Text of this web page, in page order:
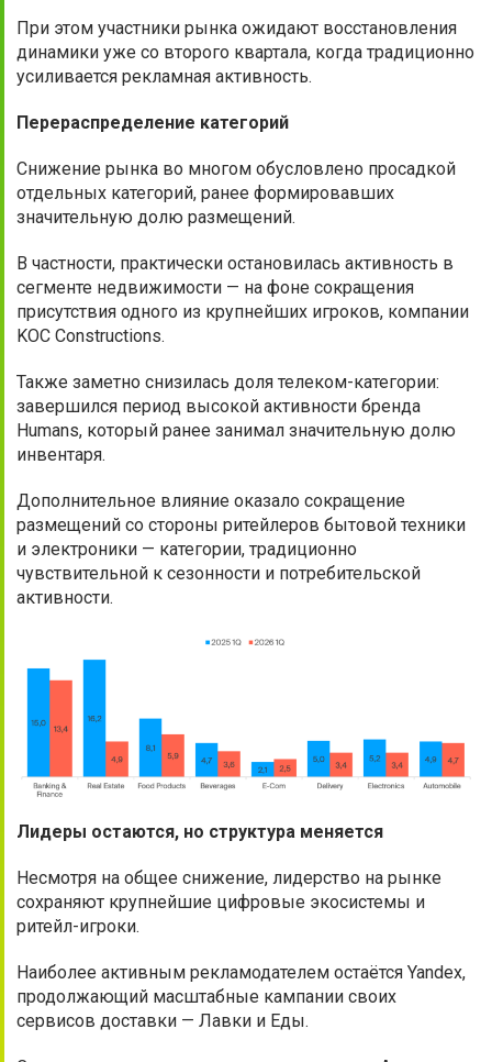
При этом участники рынка ожидают восстановления
динамики уже со второго квартала, когда традиционно
усиливается рекламная активность.
Перераспределение категорий
Снижение рынка во многом обусловлено просадкой
отдельных категорий, ранее формировавших
значительную долю размещений.
В частности, практически остановилась активность в
сегменте недвижимости — на фоне сокращения
присутствия одного из крупнейших игроков, компании
KOC Constructions.
Также заметно снизилась доля телеком-категории:
завершился период высокой активности бренда
Humans, который ранее занимал значительную долю
инвентаря.
Дополнительное влияние оказало сокращение
размещений со стороны ритейлеров бытовой техники
и электроники — категории, традиционно
чувствительной к сезонности и потребительской
активности.
Лидеры остаются, но структура меняется
Несмотря на общее снижение, лидерство на рынке
сохраняют крупнейшие цифровые экосистемы и
ритейл-игроки.
Наиболее активным рекламодателем остаётся Yandex,
продолжающий масштабные кампании своих
сервисов доставки — Лавки и Еды.